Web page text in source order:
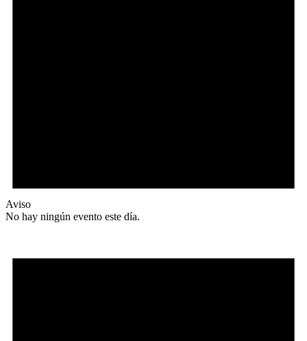
Aviso
No hay ningún evento este día.